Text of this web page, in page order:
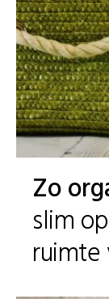
Zo
slim
ruimte